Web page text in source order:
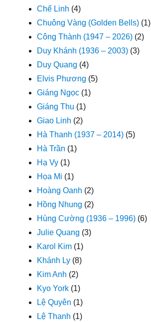
Chế Linh (4)
Chuông Vàng (Golden Bells) (1)
Công Thành (1947 – 2026) (2)
Duy Khánh (1936 – 2003) (3)
Duy Quang (4)
Elvis Phương (5)
Giáng Ngọc (1)
Giáng Thu (1)
Giao Linh (2)
Hà Thanh (1937 – 2014) (5)
Hà Trần (1)
Hạ Vy (1)
Họa Mi (1)
Hoàng Oanh (2)
Hồng Nhung (2)
Hùng Cường (1936 – 1996) (6)
Julie Quang (3)
Karol Kim (1)
Khánh Ly (8)
Kim Anh (2)
Kyo York (1)
Lệ Quyên (1)
Lệ Thanh (1)